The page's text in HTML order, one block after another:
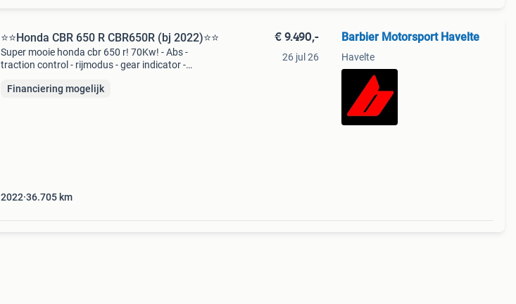
⭐️⭐Honda CBR 650 R CBR650R (bj 2022)⭐️⭐
Super mooie honda cbr 650 r! 70Kw! - Abs -
traction control - rijmodus - gear indicator -
35kw/a2 bij barbier motorsport vindt u altijd de
Financiering mogelijk
2022 36.705 km
€ 9.490,-
26 jul 26
Barbier Motorsport Havelte
Havelte